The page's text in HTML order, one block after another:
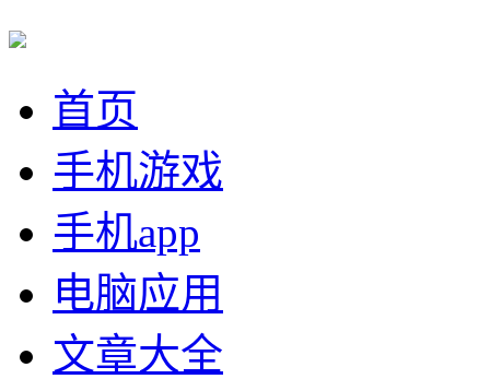
首页
手机游戏
手机app
电脑应用
文章大全